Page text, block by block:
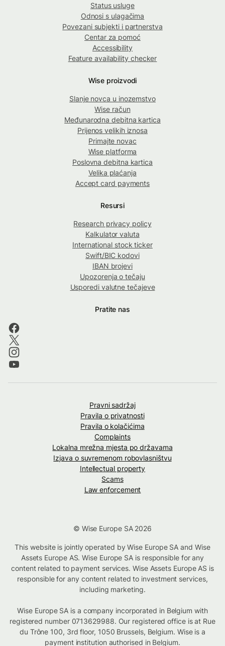
Status usluge
Odnosi s ulagačima
Povezani subjekti i partnerstva
Centar za pomoć
Accessibility
Feature availability checker
Wise proizvodi
Slanje novca u inozemstvo
Wise račun
Međunarodna debitna kartica
Prijenos velikih iznosa
Primajte novac
Wise platforma
Poslovna debitna kartica
Velika plaćanja
Accept card payments
Resursi
Research privacy policy
Kalkulator valuta
International stock ticker
Swift/BIC kodovi
IBAN brojevi
Upozorenja o tečaju
Usporedi valutne tečajeve
Pratite nas
Pravni sadržaj
Pravila o privatnosti
Pravila o kolačićima
Complaints
Lokalna mrežna mjesta po državama
Izjava o suvremenom robovlasništvu
Intellectual property
Scams
Law enforcement
© Wise Europe SA 2026
This website is jointly operated by Wise Europe SA and Wise
Assets Europe AS. Wise Europe SA is responsible for any
content related to payment services. Wise Assets Europe AS is
responsible for any content related to investment services,
including marketing.
Wise Europe SA is a company incorporated in Belgium with
registered number 0713629988. Our registered office is at Rue
du Trône 100, 3rd floor, 1050 Brussels, Belgium. Wise is a
payment institution authorised in Belgium.